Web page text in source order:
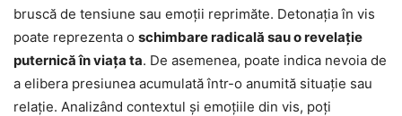
bruscă de tensiune sau emoții reprimăte. Detonația în vis
poate reprezenta o schimbare radicală sau o revelație
puternică în viața ta. De asemenea, poate indica nevoia de
a elibera presiunea acumulată într-o anumită situație sau
relație. Analizând contextul și emoțiile din vis, poți